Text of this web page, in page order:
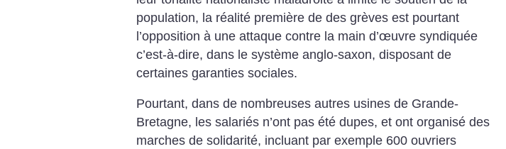
population, la réalité première de des grèves est pourtant
l’opposition à une attaque contre la main d’œuvre syndiquée
c’est-à-dire, dans le système anglo-saxon, disposant de
certaines garanties sociales.
Pourtant, dans de nombreuses autres usines de Grande-
Bretagne, les salariés n’ont pas été dupes, et ont organisé des
marches de solidarité, incluant par exemple 600 ouvriers